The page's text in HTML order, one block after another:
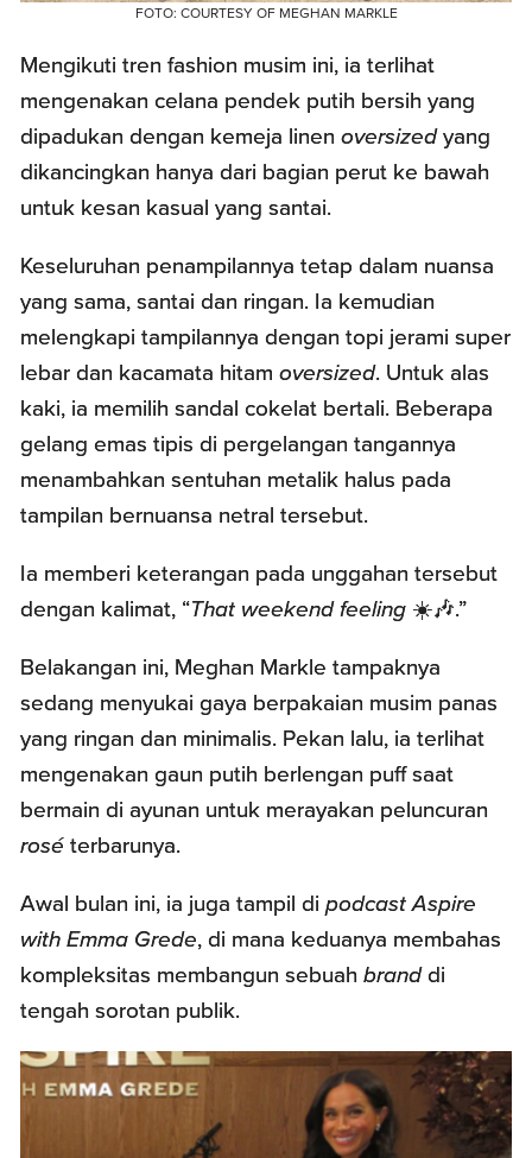
FOTO: COURTESY OF MEGHAN MARKLE
Mengikuti tren fashion musim ini, ia terlihat
mengenakan celana pendek putih bersih yang
dipadukan dengan kemeja linenoversizedyang
dikancingkan hanya dari bagian perut ke bawah
untuk kesan kasual yang santai.
Keseluruhan penampilannya tetap dalam nuansa
yang sama, santai dan ringan. Ia kemudian
melengkapi tampilannya dengan topi jerami super
lebar dan kacamata hitamoversized. Untuk alas
kaki, ia memilih sandal cokelat bertali. Beberapa
gelang emas tipis di pergelangan tangannya
menambahkan sentuhan metalik halus pada
tampilan bernuansa netral tersebut.
Ia memberi keterangan pada unggahan tersebut
dengan kalimat, “That weekend feeling ☀️🎶.”
Belakangan ini, Meghan Markle tampaknya
sedang menyukai gaya berpakaian musim panas
yang ringan dan minimalis. Pekan lalu, ia terlihat
mengenakan gaun putih berlengan puff saat
bermain di ayunan untuk merayakan peluncuran
rosé terbarunya.
Awal bulan ini, ia juga tampil dipodcast Aspire
with Emma Grede, di mana keduanya membahas
kompleksitas membangun sebuahbranddi
tengah sorotan publik.